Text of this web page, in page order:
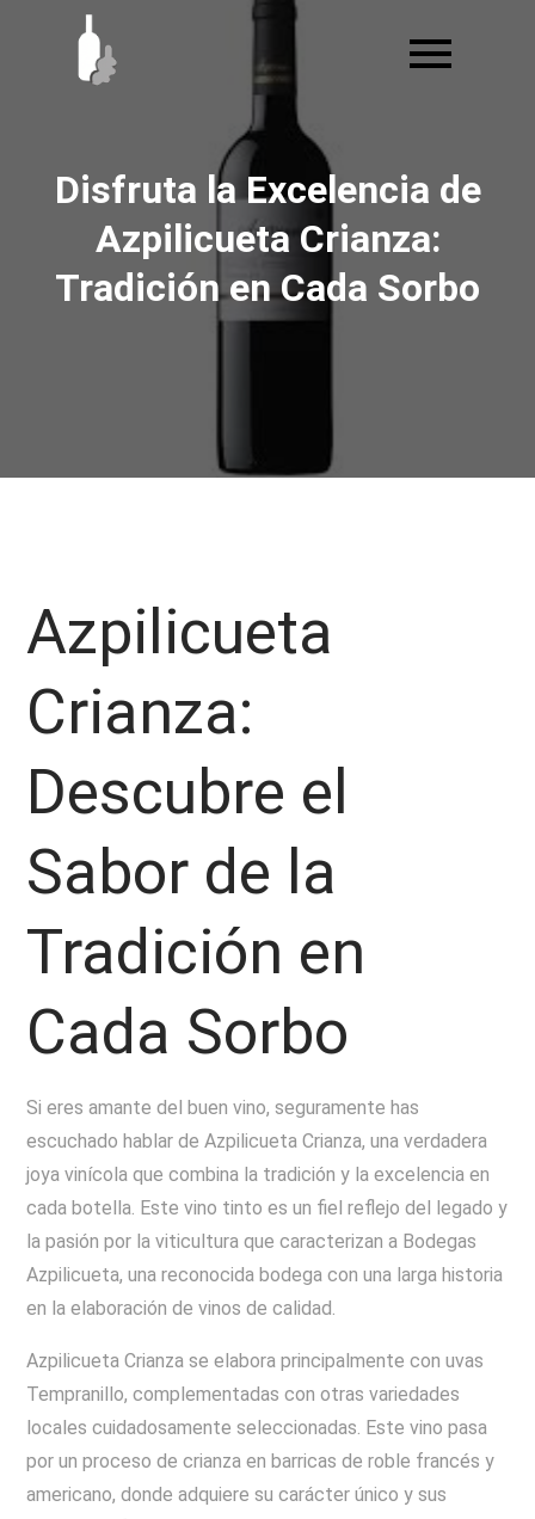
contenido
Disfruta la Excelencia de
Azpilicueta Crianza:
Tradición en Cada Sorbo
Azpilicueta
Crianza:
Descubre el
Sabor de la
Tradición en
Cada Sorbo
Si eres amante del buen vino, seguramente has
escuchado hablar de Azpilicueta Crianza, una verdadera
joya vinícola que combina la tradición y la excelencia en
cada botella. Este vino tinto es un fiel reflejo del legado y
la pasión por la viticultura que caracterizan a Bodegas
Azpilicueta, una reconocida bodega con una larga historia
en la elaboración de vinos de calidad.
Azpilicueta Crianza se elabora principalmente con uvas
Tempranillo, complementadas con otras variedades
locales cuidadosamente seleccionadas. Este vino pasa
por un proceso de crianza en barricas de roble francés y
americano, donde adquiere su carácter único y sus